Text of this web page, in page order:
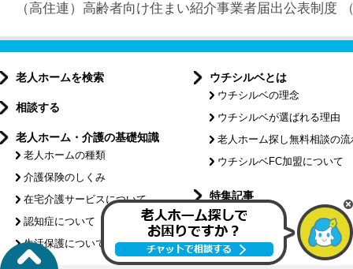
（高住連）高齢者向け住まい紹介事業者届出公表制度
老人ホームを検索
相談する
老人ホーム・介護の基礎知識
老人ホームの種類
介護保険のしくみ
在宅介護サービスについて
認知症について
生活保護について
ウチシルベとは
ウチシルベの理念
ウチシルベが選ばれる理由
老人ホーム探し無料相談の流
ウチシルベFC加盟について
特集記事
介護コラム